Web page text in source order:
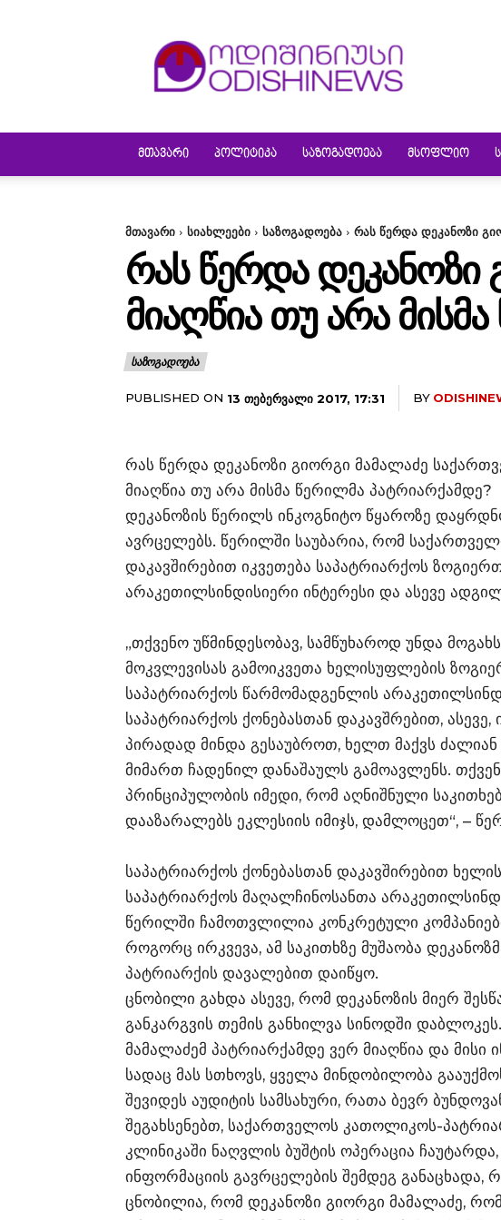
ᲛᲗᲐᲕᲐᲠᲘ ᲞᲝᲚᲘᲢᲘᲙᲐ ᲡᲐᲖᲝᲒᲐᲓᲝᲔᲑᲐ ᲛᲡᲝᲤᲚᲘᲝ
მთავარი სიახლეები საზოგადოება რას წერდა დეკანოზი
ᲠᲐᲡ ᲬᲔᲠᲓᲐ ᲓᲔᲙᲐᲜᲝᲖᲘ
ᲛᲘᲐᲦᲬᲘᲐ ᲗᲣ ᲐᲠᲐ
ᲡᲐᲖᲝᲒᲐᲓᲝᲔᲑᲐ
PUBLISHED ON 13 ᲗᲔᲑᲔᲠᲕᲐᲚᲘ 2017, 17:31 BY
რას წერდა დეკანოზი გიორგი მამალაძე
მიაღწია თუ არა მისმა წერილმა პატრიარქამდე?
დეკანოზის წერილს ინკოგნიტო წყაროზე
ავრცელებს. წერილში საუბარია, რომ
დაკავშირებით იკვეთება საპატრიარქოს
არაკეთილსინდისიერი ინტერესი და ასევე
„თქვენო უწმინდესობავ, სამწუხაროდ უნდა
მოკვლევისას გამოიკვეთა ხელისუფლების
საპატრიარქოს წარმომადგენლის
საპატრიარქოს ქონებასთან დაკავშრებით, ასევე,
პირადად მინდა გესაუბროთ, ხელთ მაქვს
მიმართ ჩადენილ დანაშაულს გამოავლენს.
პრინციპულობის იმედი, რომ აღნიშნული
დააზარალებს ეკლესიის იმიჯს, დამლოცეთ“, –
საპატრიარქოს ქონებასთან დაკავშირებით
საპატრიარქოს მაღალჩინოსანთა
წერილში ჩამოთვლილია კონკრეტული
როგორც ირკვევა, ამ საკითხზე მუშაობა
პატრიარქის დავალებით დაიწყო.
ცნობილი გახდა ასევე, რომ დეკანოზის მიერ
განკარგვის თემის განხილვა სინოდში
მამალაძემ პატრიარქამდე ვერ მიაღწია და
სადაც მას სთხოვს, ყველა მინდობილობა
შევიდეს აუდიტის სამსახური, რათა ბევრ
შეგახსენებთ, საქართველოს კათოლიკოს-
კლინიკაში ნაღვლის ბუშტის ოპერაცია
ინფორმაციის გავრცელების შემდეგ განაცხადა,
ცნობილია, რომ დეკანოზი გიორგი მამალაძე,